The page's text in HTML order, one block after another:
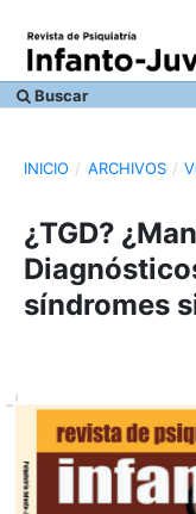
Buscar
INICIO / ARCHIVOS /
¿TGD?
síndromes